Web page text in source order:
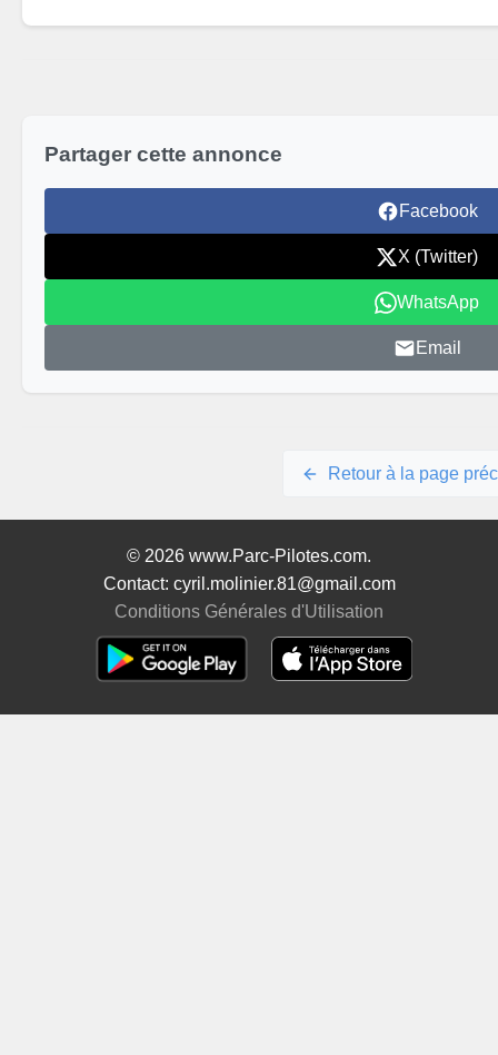
Partager cette annonce
Facebook
X (Twitter)
WhatsApp
Email
Retour à la page
© 2026 www.Parc-Pilotes.com.
Contact: cyril.molinier.81@gmail.com
Conditions Générales d'Utilisation